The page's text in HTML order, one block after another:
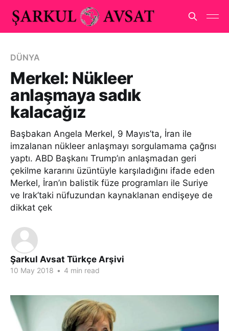
DÜNYA
Merkel: Nükleer
anlaşmaya sadık
kalacağız
Başbakan Angela Merkel, 9 Mayıs’ta, İran ile
imzalanan nükleer anlaşmayı sorgulamama çağrısı
yaptı. ABD Başkanı Trump’ın anlaşmadan geri
çekilme kararını üzüntüyle karşıladığını ifade eden
Merkel, İran’ın balistik füze programları ile Suriye
ve Irak’taki nüfuzundan kaynaklanan endişeye de
dikkat çek
Şarkul Avsat Türkçe Arşivi
10 May 2018 • 4 min read